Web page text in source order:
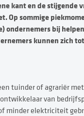
kant en de stijgende
Op sommige
ondernemers bij
kunnen zich
tuinder of agrariër
van
minder elektriciteit